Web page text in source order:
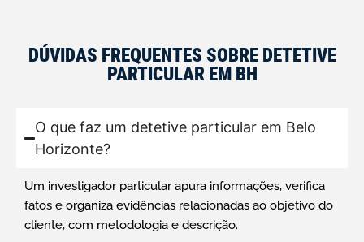
DÚVIDAS FREQUENTES SOBRE DETETIVE
PARTICULAR EM BH
O que faz um detetive particular em Belo
Horizonte?
Um investigador particular apura informações, verifica
fatos e organiza evidências relacionadas ao objetivo do
cliente, com metodologia e descrição.